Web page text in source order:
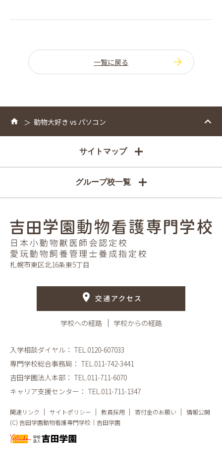
一覧に戻る
動物大好き vs パソコン
サイトマップ
グループ校一覧
札幌市東区北16条東5丁目
交通アクセス
学校への経路 学校からの経路
入学相談ダイヤル： TEL.0120-607033
専門学校総合事務局： TEL.011-742-3441
吉田学園法人本部： TEL.011-711-6070
キャリア支援センター： TEL.011-711-1347
関連リンク サイトポリシー 教員採用 寄付金のお願い
情報公開
(C) 吉田学園動物看護専門学校｜吉田学園